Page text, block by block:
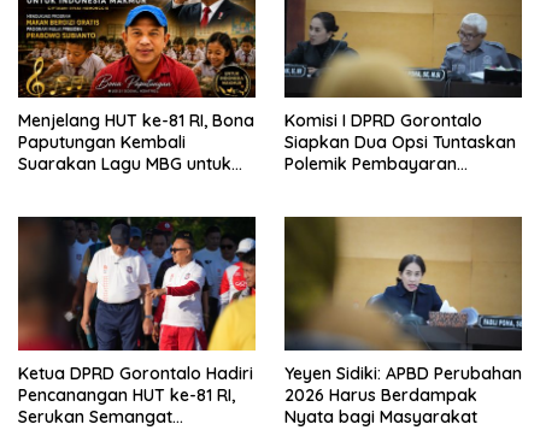
Menjelang HUT ke-81 RI, Bona
Paputungan Kembali
Suarakan Lagu MBG untuk
Komisi I DPRD Gorontalo
Siapkan Dua Opsi Tuntaskan
Polemik Pembayaran
Ketua DPRD Gorontalo Hadiri
Pencanangan HUT ke-81 RI,
Serukan Semangat
Yeyen Sidiki: APBD Perubahan
2026 Harus Berdampak
Nyata bagi Masyarakat